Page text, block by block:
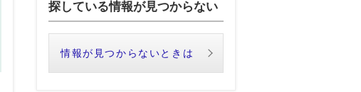
探している情報が見つからない
情報が見つからないときは